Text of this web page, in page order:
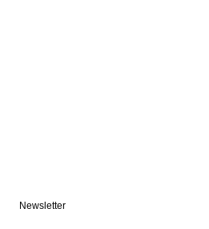
Newsletter